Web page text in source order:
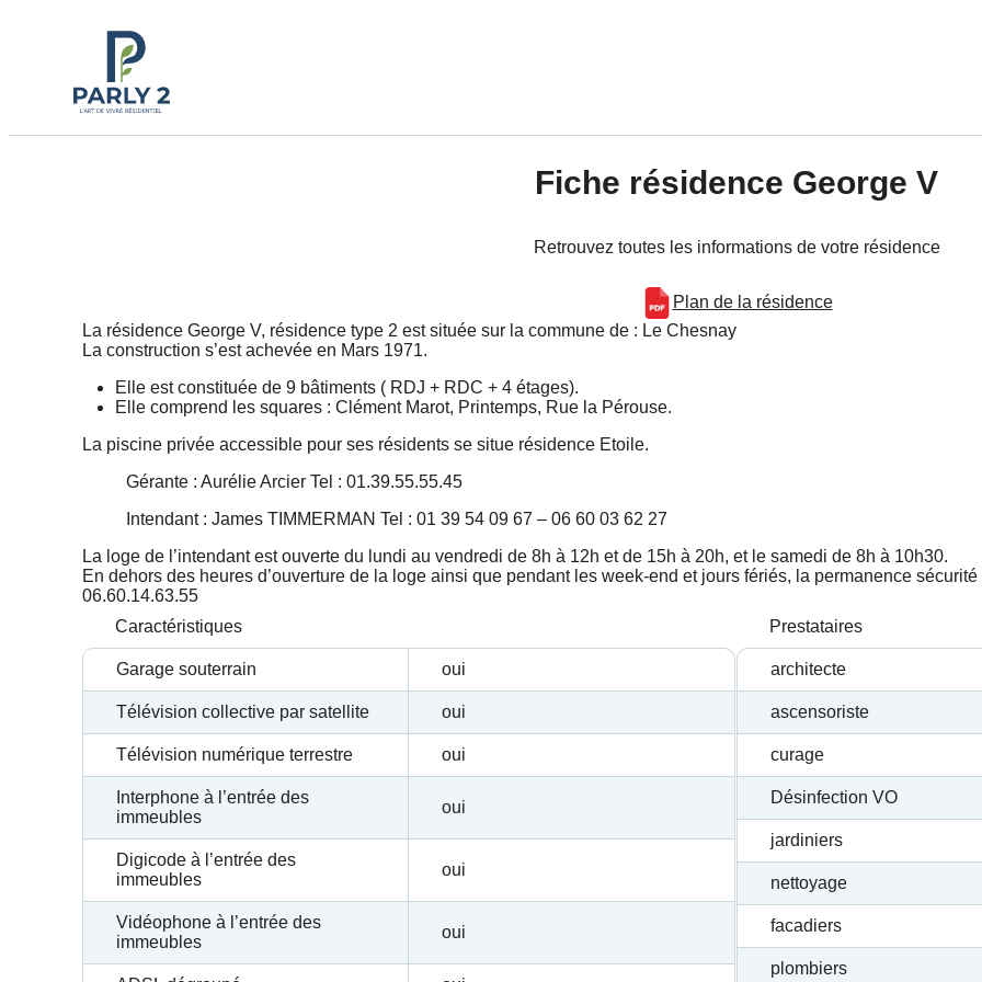
Fiche résidence George V
Retrouvez toutes les informations de votre résidence
Plan de la résidence
La résidence George V, résidence type 2 est située sur la commune de : Le Chesnay
La construction s’est achevée en Mars 1971.
Elle est constituée de 9 bâtiments ( RDJ + RDC + 4 étages).
Elle comprend les squares : Clément Marot, Printemps, Rue la Pérouse.
La piscine privée accessible pour ses résidents se situe résidence Etoile.
Gérante : Aurélie Arcier Tel : 01.39.55.55.45
Intendant : James TIMMERMAN Tel : 01 39 54 09 67 – 06 60 03 62 27
La loge de l’intendant est ouverte du lundi au vendredi de 8h à 12h et de 15h à 20h, et le samedi de 8h à 10h30.
En dehors des heures d’ouverture de la loge ainsi que pendant les week-end et jours fériés, la permanence
06.60.14.63.55
Caractéristiques
Garage souterrain oui
Télévision collective par satellite oui
Télévision numérique terrestre oui
Interphone à l’entrée des
immeubles
oui
Digicode à l’entrée des
immeubles
oui
Vidéophone à l’entrée des
immeubles
oui
Prestataires
architecte
ascensoriste
curage
Désinfection VO
jardiniers
nettoyage
facadiers
plombiers